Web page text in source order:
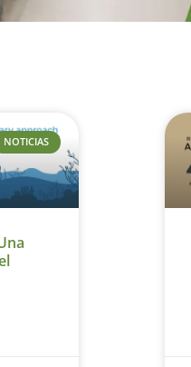
NOTICIAS